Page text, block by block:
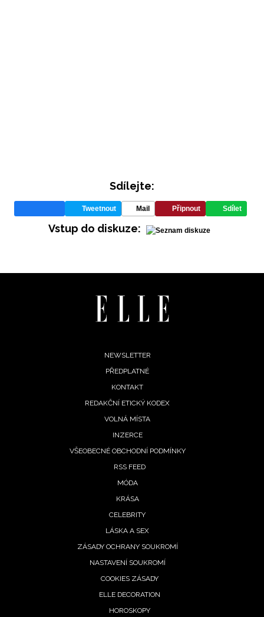
Sdílejte:
Tweetnout Mail Připnout Sdílet
Vstup do diskuze:
NEWSLETTER
PŘEDPLATNÉ
KONTAKT
REDAKČNÍ ETICKÝ KODEX
VOLNÁ MÍSTA
INZERCE
VŠEOBECNÉ OBCHODNÍ PODMÍNKY
RSS FEED
MÓDA
KRÁSA
CELEBRITY
LÁSKA A SEX
ZÁSADY OCHRANY SOUKROMÍ
NASTAVENÍ SOUKROMÍ
COOKIES ZÁSADY
ELLE DECORATION
HOROSKOPY